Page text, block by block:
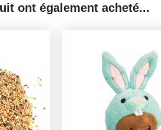
ont également acheté...